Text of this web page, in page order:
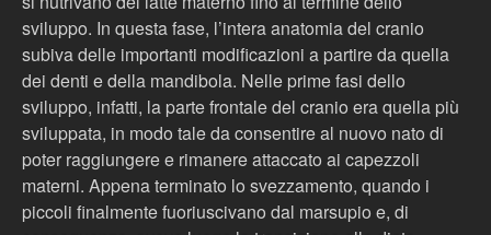
sviluppo. In questa fase, l’intera anatomia del cranio
subiva delle importanti modificazioni a partire da quella
dei denti e della mandibola. Nelle prime fasi dello
sviluppo, infatti, la parte frontale del cranio era quella più
sviluppata, in modo tale da consentire al nuovo nato di
poter raggiungere e rimanere attaccato ai capezzoli
materni. Appena terminato lo svezzamento, quando i
piccoli finalmente fuoriuscivano dal marsupio e, di